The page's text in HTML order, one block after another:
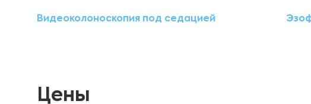
Видеоколоноскопия под седацией
Цены